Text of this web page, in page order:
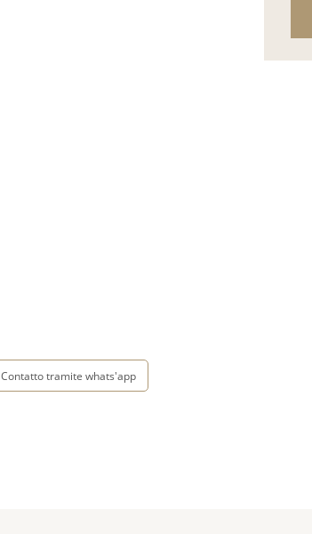
Contatto tramite whats'app